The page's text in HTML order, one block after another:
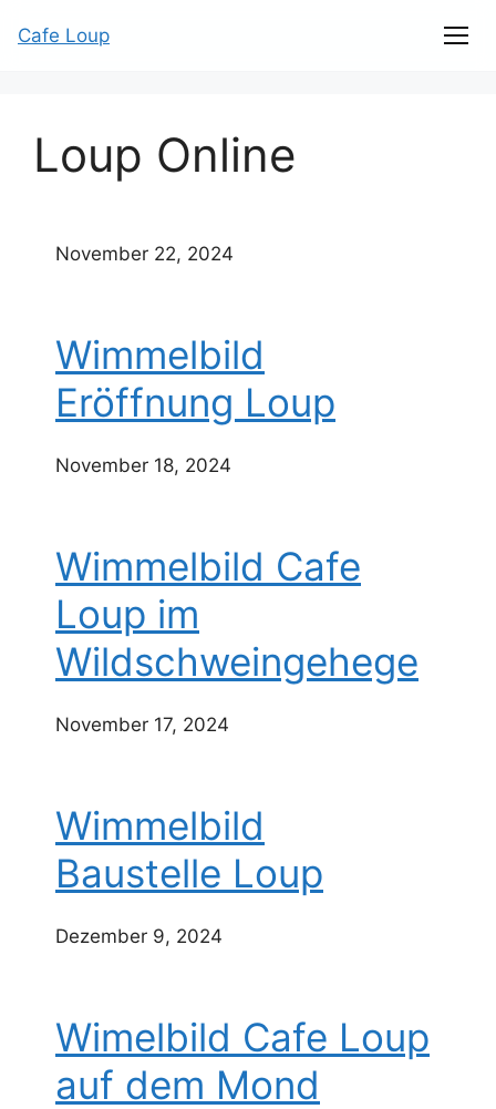
Cafe Loup
Loup Online
November 22, 2024
Wimmelbild
Eröffnung Loup
November 18, 2024
Wimmelbild Cafe
Loup im
Wildschweingehege
November 17, 2024
Wimmelbild
Baustelle Loup
Dezember 9, 2024
Wimelbild Cafe Loup
auf dem Mond